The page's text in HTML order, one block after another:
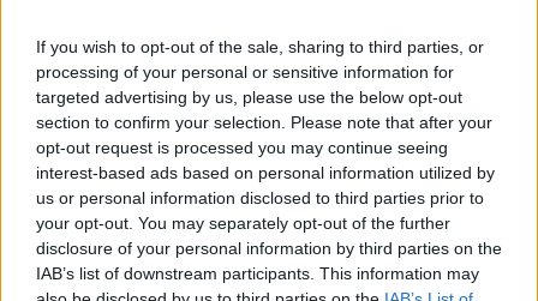
If you wish to opt-out of the sale, sharing to third parties, or
processing of your personal or sensitive information for
targeted advertising by us, please use the below opt-out
section to confirm your selection. Please note that after your
opt-out request is processed you may continue seeing
interest-based ads based on personal information utilized by
us or personal information disclosed to third parties prior to
your opt-out. You may separately opt-out of the further
disclosure of your personal information by third parties on the
IAB’s list of downstream participants. This information may
2 di 15
TAG croce rossa
croce rossa italiana
volontariato
cairate
castelseprio
castiglione olona
Leggi l'articolo: